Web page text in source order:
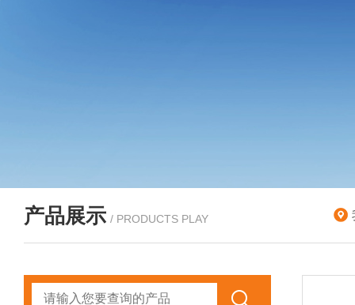
产品展示 / PRODUCTS PLAY